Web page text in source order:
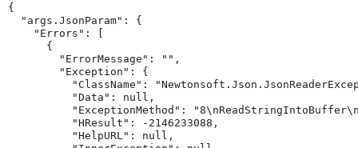
{
  "args.JsonParam": {
    "Errors": [
      {
        "ErrorMessage": "",
        "Exception": {
"ClassName":
          "Data": null,
"ExceptionMethod":
          "HResult": -2146233088,
          "HelpURL": null,